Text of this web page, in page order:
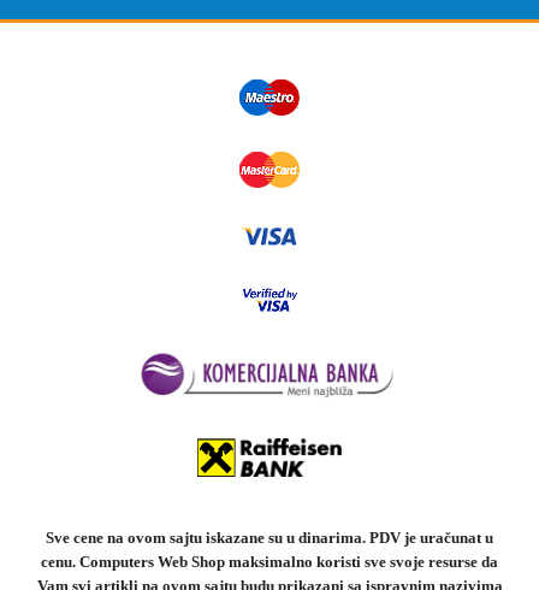
Sve cene na ovom sajtu iskazane su u dinarima. PDV je uračunat u
cenu. Computers Web Shop maksimalno koristi sve svoje resurse da
Vam svi artikli na ovom sajtu budu prikazani sa ispravnim nazivima